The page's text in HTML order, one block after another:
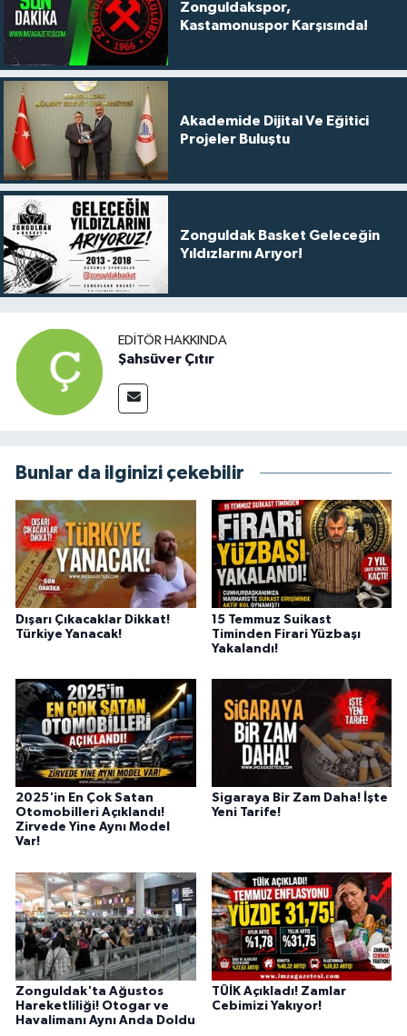
Zonguldakspor,
Kastamonuspor Karşısında!
Akademide Dijital Ve Eğitici
Projeler Buluştu
Zonguldak Basket Geleceğin
Yıldızlarını Arıyor!
EDITÖR HAKKINDA
Şahsüver Çıtır
Bunlar da ilginizi çekebilir
Dışarı Çıkacaklar Dikkat!
Türkiye Yanacak!
15 Temmuz Suikast
Timinden Firari Yüzbaşı
Yakalandı!
2025'in En Çok Satan
Otomobilleri Açıklandı!
Zirvede Yine Aynı Model
Var!
Sigaraya Bir Zam Daha! İşte
Yeni Tarife!
Zonguldak'ta Ağustos
Hareketliliği! Otogar ve
Havalimanı Aynı Anda Doldu
TÜİK Açıkladı! Zamlar
Cebimizi Yakıyor!